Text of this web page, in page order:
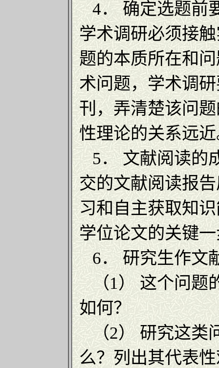
4． 确定选题前
学术调研必须接
题的本质所在和
术问题，学术调
刊，弄清楚该问
性理论的关系远
5． 文献阅读的
交的文献阅读报
习和自主获取知
学位论文的关键
6． 研究生作文
（1） 这个问题
如何？
（2） 研究这类
么？列出其代表